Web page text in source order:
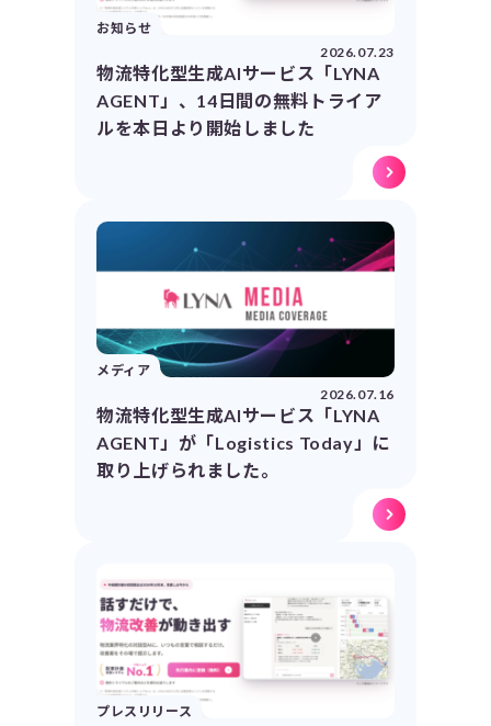
お知らせ
2026.07.23
物流特化型生成AIサービス「LYNA
AGENT」、14日間の無料トライア
ルを本日より開始しました
メディア
2026.07.16
物流特化型生成AIサービス「LYNA
AGENT」が「Logistics Today」に
取り上げられました。
プレスリリース